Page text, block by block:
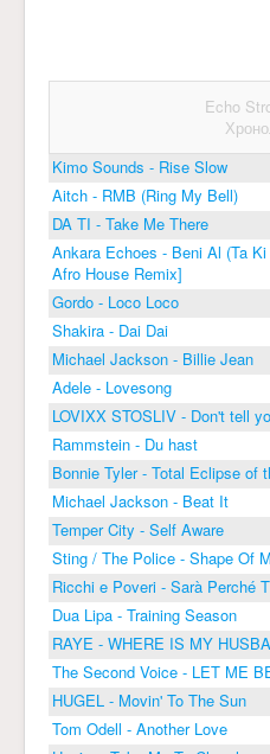
Echo
Kimo Sounds - Rise Slow
Aitch - RMB (Ring My Bell)
DA TI - Take Me There
Ankara Echoes - Beni Al (Ta
Afro House Remix]
Gordo - Loco Loco
Shakira - Dai Dai
Michael Jackson - Billie Jean
Adele - Lovesong
LOVIXX STOSLIV - Don't tell
Rammstein - Du hast
Bonnie Tyler - Total Eclipse of
Michael Jackson - Beat It
Temper City - Self Aware
Sting / The Police - Shape Of
Ricchi e Poveri - Sarà Perché
Dua Lipa - Training Season
RAYE - WHERE IS MY
The Second Voice - LET ME
HUGEL - Movin' To The Sun
Tom Odell - Another Love